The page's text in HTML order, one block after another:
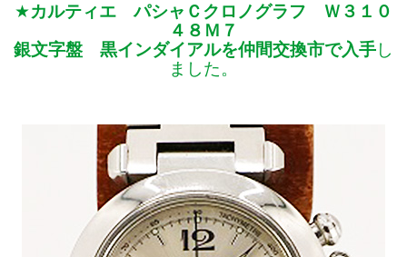
★カルティエ パシャＣクロノグラフ Ｗ３１０
４８Ｍ７
銀文字盤 黒インダイアルを仲間交換市で入手し
ました。